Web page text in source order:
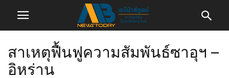
สาเหตุฟื้นฟูความสัมพันธ์ซาอุฯ –
อิหร่าน